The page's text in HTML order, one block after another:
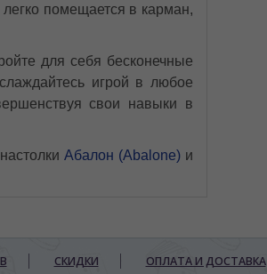
помещается в карман,
для себя бесконечные
игрой в любое
свои навыки в
Абалон (Abalone) и
СКИДКИ ОПЛАТА И ДОСТАВКА